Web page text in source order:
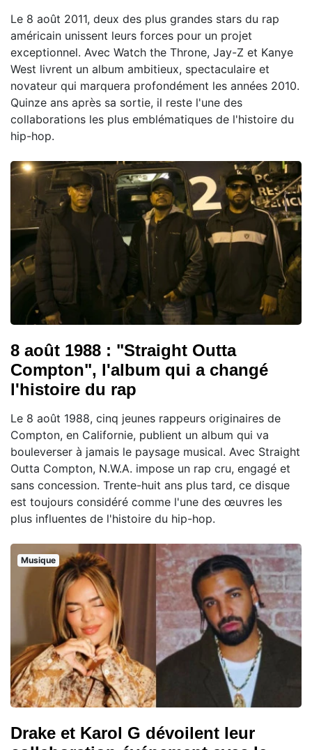
Le 8 août 2011, deux des plus grandes stars du rap
américain unissent leurs forces pour un projet
exceptionnel. Avec Watch the Throne, Jay-Z et Kanye
West livrent un album ambitieux, spectaculaire et
novateur qui marquera profondément les années 2010.
Quinze ans après sa sortie, il reste l'une des
collaborations les plus emblématiques de l'histoire du
hip-hop.
8 août 1988 : "Straight Outta
Compton", l'album qui a changé
l'histoire du rap
Le 8 août 1988, cinq jeunes rappeurs originaires de
Compton, en Californie, publient un album qui va
bouleverser à jamais le paysage musical. Avec Straight
Outta Compton, N.W.A. impose un rap cru, engagé et
sans concession. Trente-huit ans plus tard, ce disque
est toujours considéré comme l'une des œuvres les
plus influentes de l'histoire du hip-hop.
Musique
Drake et Karol G dévoilent leur